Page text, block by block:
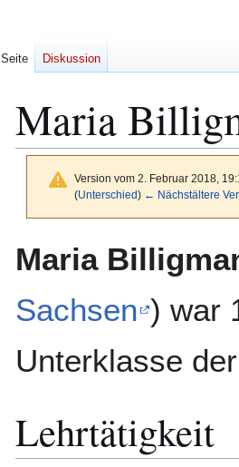
Maria
Version vom 2. Februar 2018,
(Unterschied) ← Nächstältere
Navigation
Suche
Maria
Sachsen ) war
Unterklasse
Lehrtätigkeit
Seite Diskussion